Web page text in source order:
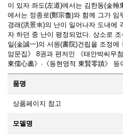
이 있자 좌도(左道)에서는 김한동(金翰
에서는 정종로(鄭宗魯)와 함께 그가 임
경래(洪景來)의 난이 일어나자 도내에
자 하던 중 난이 평정되었다. 상소로
일(金誠一)의 서원(書院)건립을 조정
암문집》 8권과 편저인 《태안박씨무
東儒心畵》·《동현영적 東賢零蹟》 등
품명
상품페이지 참고
모델명